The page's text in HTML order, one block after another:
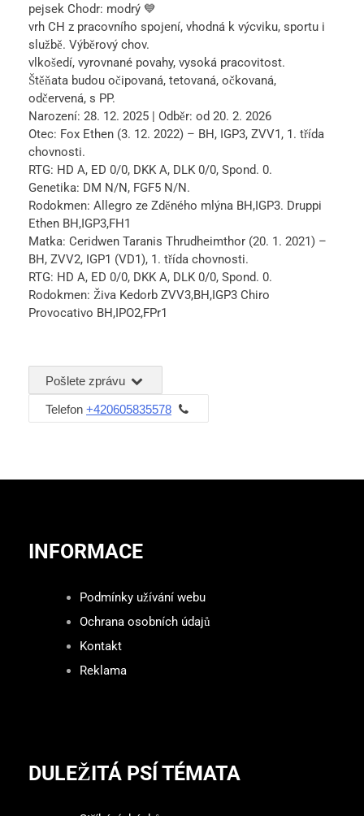
pejsek Chodr: modrý 💙
vrh CH z pracovního spojení, vhodná k výcviku, sportu i
službě. Výběrový chov.
vlkošedí, vyrovnané povahy, vysoká pracovitost.
Štěňata budou očipovaná, tetovaná, očkovaná,
odčervená, s PP.
Narození: 28. 12. 2025 | Odběr: od 20. 2. 2026
Otec: Fox Ethen (3. 12. 2022) – BH, IGP3, ZVV1, 1. třída
chovnosti.
RTG: HD A, ED 0/0, DKK A, DLK 0/0, Spond. 0.
Genetika: DM N/N, FGF5 N/N.
Rodokmen: Allegro ze Zděného mlýna BH,IGP3. Druppi
Ethen BH,IGP3,FH1
Matka: Ceridwen Taranis Thrudheimthor (20. 1. 2021) –
BH, ZVV2, IGP1 (VD1), 1. třída chovnosti.
RTG: HD A, ED 0/0, DKK A, DLK 0/0, Spond. 0.
Rodokmen: Živa Kedorb ZVV3,BH,IGP3 Chiro
Provocativo BH,IPO2,FPr1
Pošlete zprávu
Telefon +420605835578
INFORMACE
Podmínky užívání webu
Ochrana osobních údajů
Kontakt
Reklama
DULEŽITÁ PSÍ TÉMATA